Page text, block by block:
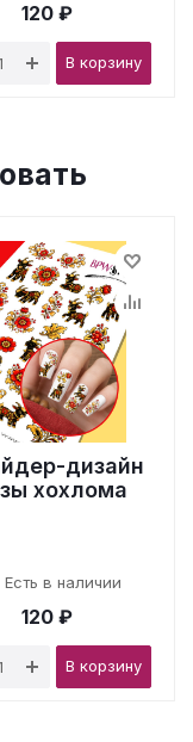
120 ₽
В корзину
дизайн
хохлома
Есть в наличии
120 ₽
В корзину